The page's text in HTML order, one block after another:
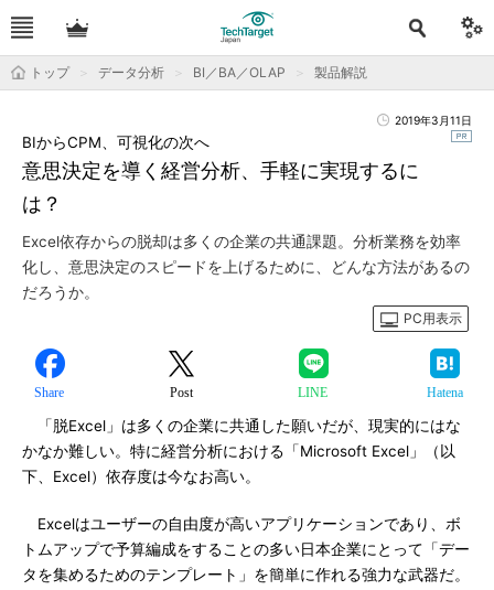
トップ データ分析 BI／BA／OLAP 製品解説
2019年3月11日
意思決定を導く経営分析、手軽に実現するに
は？
BIからCPM、可視化の次へ
Excel依存からの脱却は多くの企業の共通課題。分析業務を効率
化し、意思決定のスピードを上げるために、どんな方法があるの
だろうか。
PC用表示
Share Post LINE Hatena
「脱Excel」は多くの企業に共通した願いだが、現実的にはな
かなか難しい。特に経営分析における「Microsoft Excel」（以
下、Excel）依存度は今なお高い。
Excelはユーザーの自由度が高いアプリケーションであり、ボ
トムアップで予算編成をすることの多い日本企業にとって「デー
タを集めるためのテンプレート」を簡単に作れる強力な武器だ。